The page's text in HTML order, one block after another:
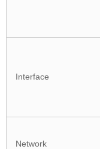
Interface
Network